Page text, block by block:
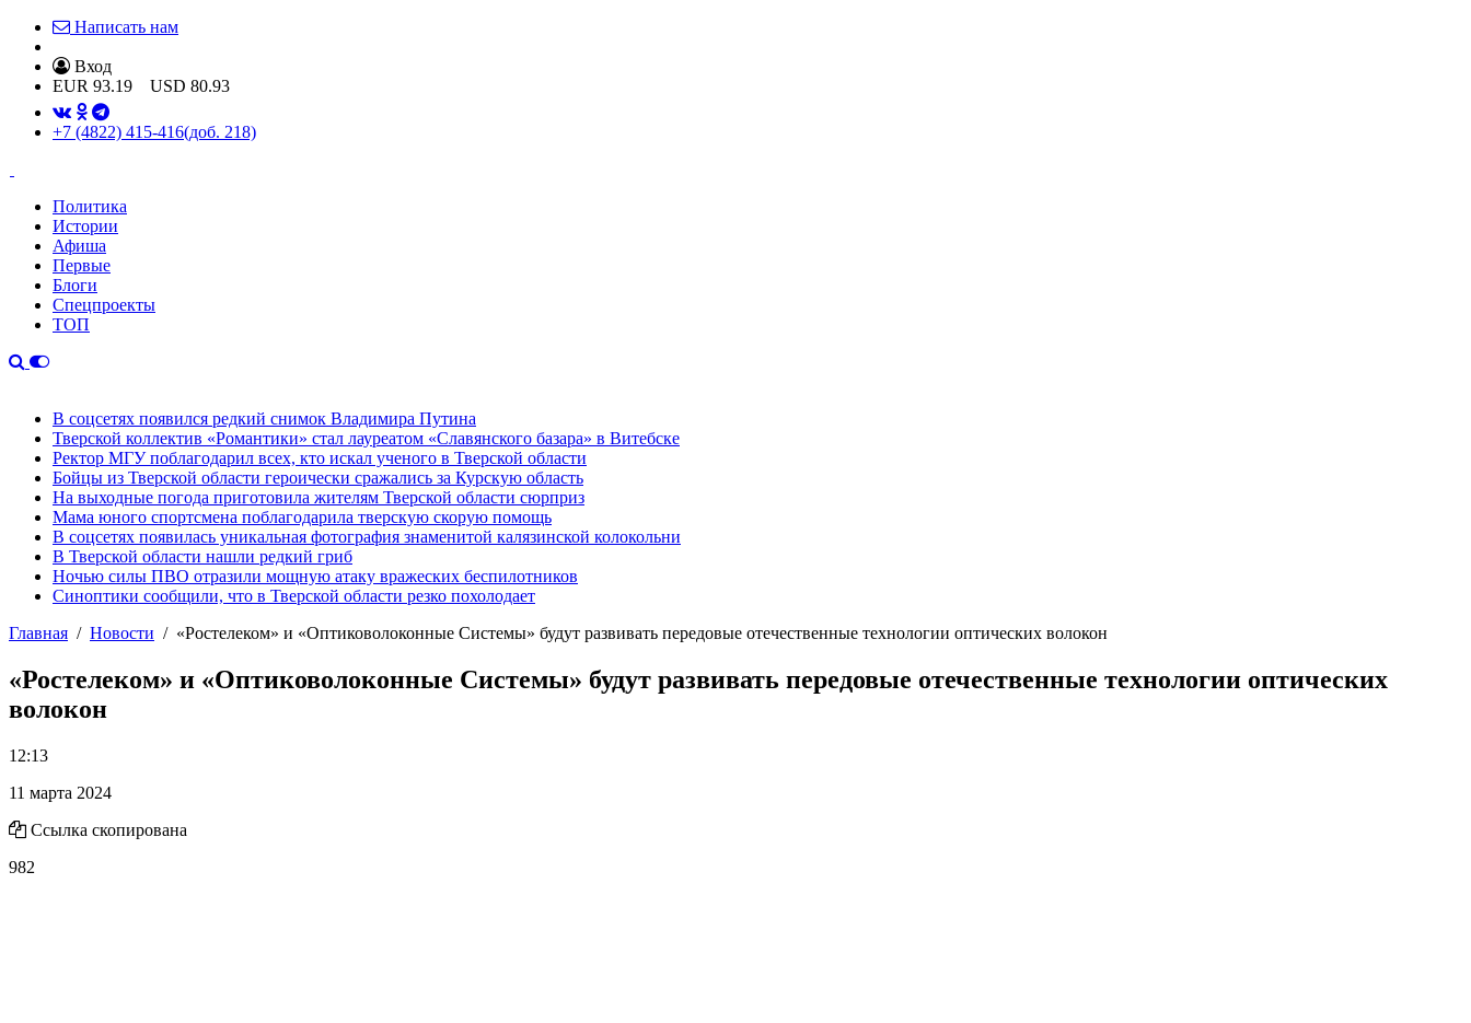
Написать нам
Вход
EUR 93.19 USD 80.93
+7 (4822) 415-416(доб. 218)
Политика
Истории
Афиша
Первые
Блоги
Спецпроекты
ТОП
В соцсетях появился редкий снимок Владимира Путина
Тверской коллектив «Романтики» стал лауреатом «Славянского базара» в Витебске
Ректор МГУ поблагодарил всех, кто искал ученого в Тверской области
Бойцы из Тверской области героически сражались за Курскую область
На выходные погода приготовила жителям Тверской области сюрприз
Мама юного спортсмена поблагодарила тверскую скорую помощь
В соцсетях появилась уникальная фотография знаменитой калязинской колокольни
В Тверской области нашли редкий гриб
Ночью силы ПВО отразили мощную атаку вражеских беспилотников
Синоптики сообщили, что в Тверской области резко похолодает
Главная
Новости «Ростелеком» и «Оптиковолоконные Системы» будут развивать передовые отечественные технологии оптических волокон
«Ростелеком» и «Оптиковолоконные Системы» будут развивать передовые отечественные технологии оптических
волокон
12:13
11 марта 2024
Ссылка скопирована
982